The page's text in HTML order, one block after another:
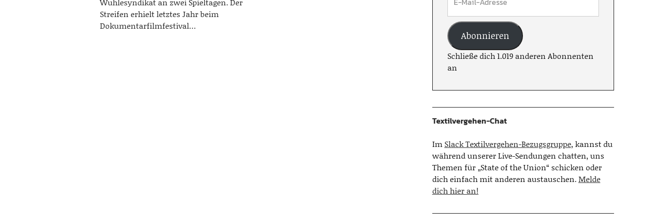
Streifen erhielt letztes Jahr beim
Dokumentarfilmfestival…
Abonnieren
Schließe dich 1.019 anderen Abonnenten
an
Textilvergehen-Chat
Im Slack Textilvergehen-Bezugsgruppe, kannst du
während unserer Live-Sendungen chatten, uns
Themen für „State of the Union“ schicken oder
dich einfach mit anderen austauschen.Melde
dich hier an!